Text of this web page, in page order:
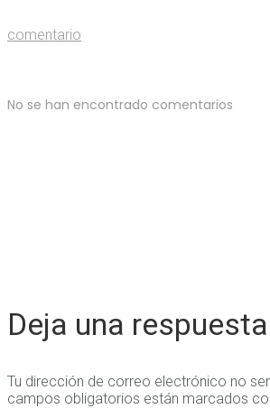
comentario
No se han encontrado comentarios
Deja una respuesta
Tu dirección de correo electrónico no
campos obligatorios están marcados